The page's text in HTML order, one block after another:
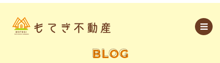
内
BLOG